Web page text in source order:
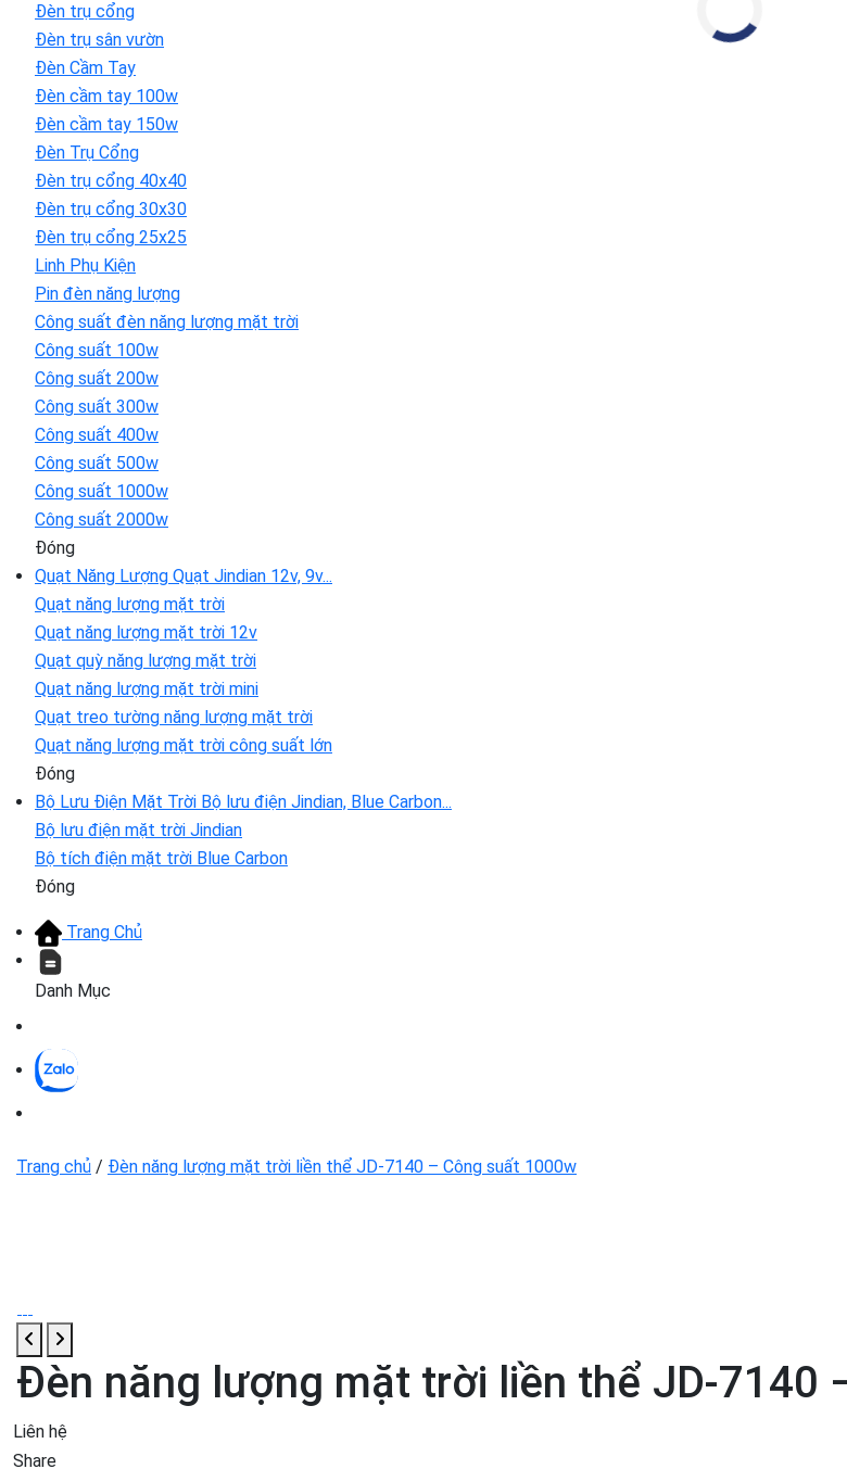
Đèn trụ cổng
Đèn trụ sân vườn
Đèn Cầm Tay
Đèn cầm tay 100w
Đèn cầm tay 150w
Đèn Trụ Cổng
Đèn trụ cổng 40x40
Đèn trụ cổng 30x30
Đèn trụ cổng 25x25
Linh Phụ Kiện
Pin đèn năng lượng
Công suất đèn năng lượng mặt trời
Công suất 100w
Công suất 200w
Công suất 300w
Công suất 400w
Công suất 500w
Công suất 1000w
Công suất 2000w
Đóng
Quạt Năng Lượng Quạt Jindian 12v, 9v...
Quạt năng lượng mặt trời
Quạt năng lượng mặt trời 12v
Quạt quỳ năng lượng mặt trời
Quạt năng lượng mặt trời mini
Quạt treo tường năng lượng mặt trời
Quạt năng lượng mặt trời công suất lớn
Đóng
Bộ Lưu Điện Mặt Trời Bộ lưu điện Jindian, Blue Carbon...
Bộ lưu điện mặt trời Jindian
Bộ tích điện mặt trời Blue Carbon
Đóng
Trang Chủ
Danh Mục
Trang chủ / Đèn năng lượng mặt trời liền thể JD-7140 – Công suất 1000w
Đèn năng lượng mặt trời liền thể JD-7140
Liên hệ
Share